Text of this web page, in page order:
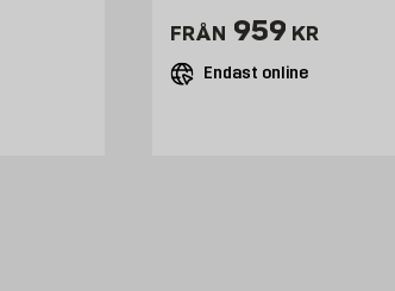
FRÅN Pris 959 kr
959 KR
Endast online